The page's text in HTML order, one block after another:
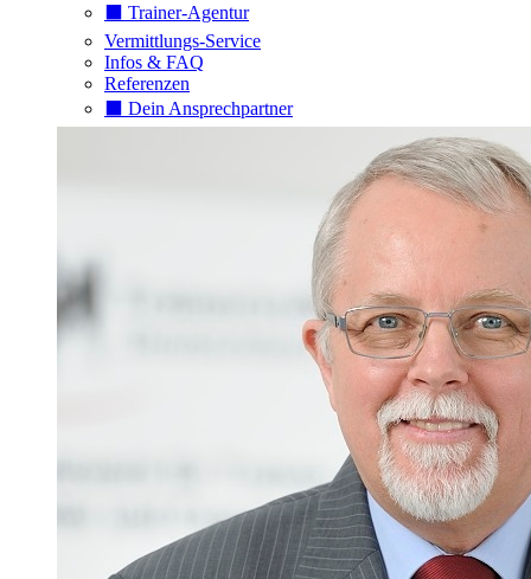
⬛️ Trainer-Agentur
Vermittlungs-Service
Infos & FAQ
Referenzen
⬛️ Dein Ansprechpartner